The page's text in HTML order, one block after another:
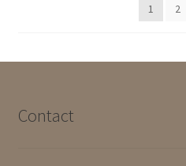
1 2
Contact